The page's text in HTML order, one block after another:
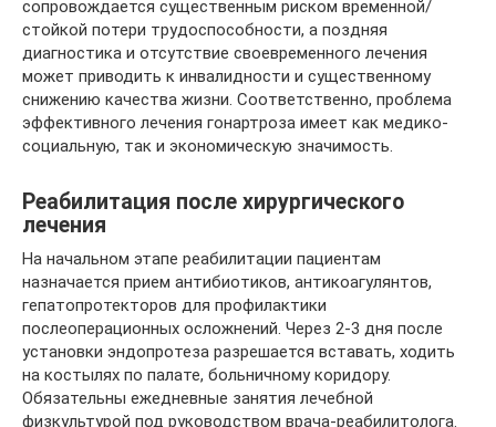
сопровождается существенным риском временной/
стойкой потери трудоспособности, а поздняя
диагностика и отсутствие своевременного лечения
может приводить к инвалидности и существенному
снижению качества жизни. Соответственно, проблема
эффективного лечения гонартроза имеет как медико-
социальную, так и экономическую значимость.
Реабилитация после хирургического
лечения
На начальном этапе реабилитации пациентам
назначается прием антибиотиков, антикоагулянтов,
гепатопротекторов для профилактики
послеоперационных осложнений. Через 2-3 дня после
установки эндопротеза разрешается вставать, ходить
на костылях по палате, больничному коридору.
Обязательны ежедневные занятия лечебной
физкультурой под руководством врача-реабилитолога.